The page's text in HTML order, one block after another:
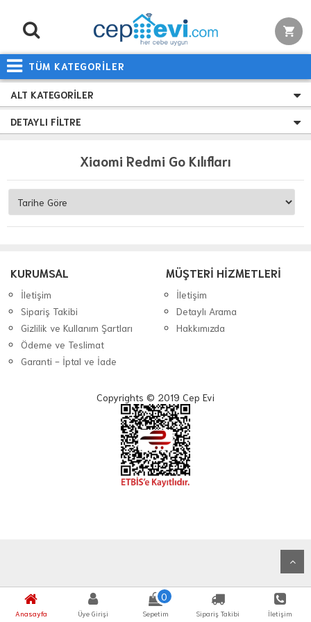
TÜM KATEGORİLER
Anasayfa Üye Girişi
0
Sepetim Sipariş Takibi İletişim
ALT KATEGORILER
DETAYLI FILTRE
Xiaomi Redmi Go Kılıfları
KURUMSAL
İletişim
Sipariş Takibi
Gizlilik ve Kullanım Şartları
Ödeme ve Teslimat
Garanti - İptal ve İade
MÜŞTERİ HİZMETLERİ
İletişim
Detaylı Arama
Hakkımızda
Copyrights © 2019 Cep Evi